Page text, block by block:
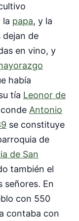
la papa, y la
dejan de
en vino, y
había
tía Leonor de
Antonio
se constituye
de
de San
también el
señores. En
con 550
contaba con